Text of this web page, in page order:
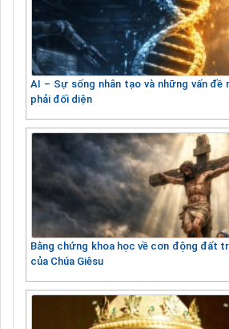
AI – Sự sống nhân tạo và những vấn đề
phải đối diện
Bằng chứng khoa học về cơn động đất
của Chúa Giêsu